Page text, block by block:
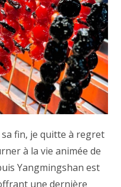
fin, je quitte à regret
à la vie animée de
Yangmingshan est
une dernière